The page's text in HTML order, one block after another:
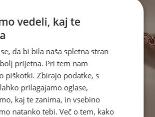
vedeli, kaj te
da bi bila naša spletna stran
prijetna. Pri tem nam
piškotki. Zbirajo podatke, s
prilagajamo oglase,
kaj te zanima, in vsebino
natanko tebi. Več o tem, kako